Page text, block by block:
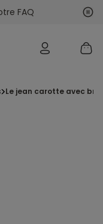
FAQ
le jean carotte avec